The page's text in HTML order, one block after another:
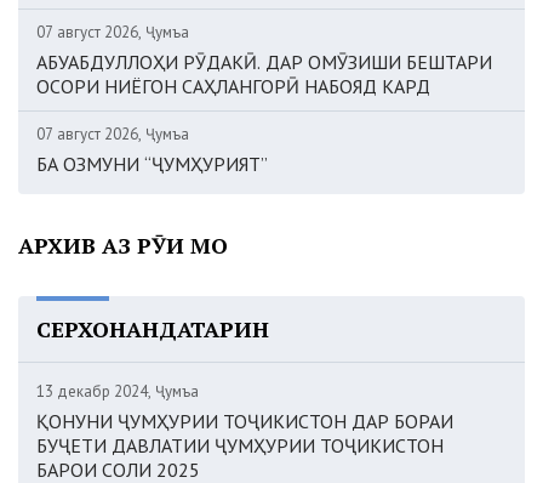
07 август 2026, Ҷумъа
АБУАБДУЛЛОҲИ РӮДАКӢ. ДАР ОМӮЗИШИ БЕШТАРИ
ОСОРИ НИЁГОН САҲЛАНГОРӢ НАБОЯД КАРД
07 август 2026, Ҷумъа
БА ОЗМУНИ “ҶУМҲУРИЯТ”
АРХИВ АЗ РӮИ МОҲ
СЕРХОНАНДАТАРИН
13 декабр 2024, Ҷумъа
ҚОНУНИ ҶУМҲУРИИ ТОҶИКИСТОН ДАР БОРАИ
БУҶЕТИ ДАВЛАТИИ ҶУМҲУРИИ ТОҶИКИСТОН
БАРОИ СОЛИ 2025